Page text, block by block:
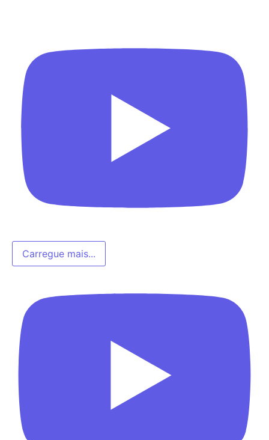
Carregue mais...